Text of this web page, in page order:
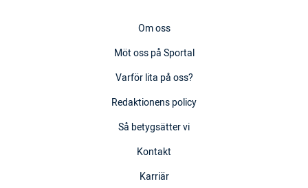
Om oss
Möt oss på Sportal
Varför lita på oss?
Redaktionens policy
Så betygsätter vi
Kontakt
Karriär